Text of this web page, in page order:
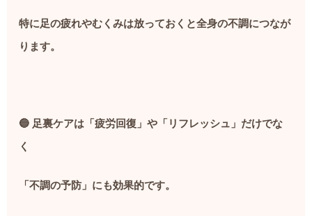
特に足の疲れやむくみは放っておくと全身の不調につなが
ります。
🔵 足裏ケアは「疲労回復」や「リフレッシュ」だけでな
く
「不調の予防」にも効果的です。